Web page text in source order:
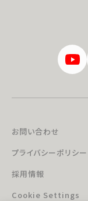
お問い合わせ
プライバシーポリシー
採用情報
Cookie Settings